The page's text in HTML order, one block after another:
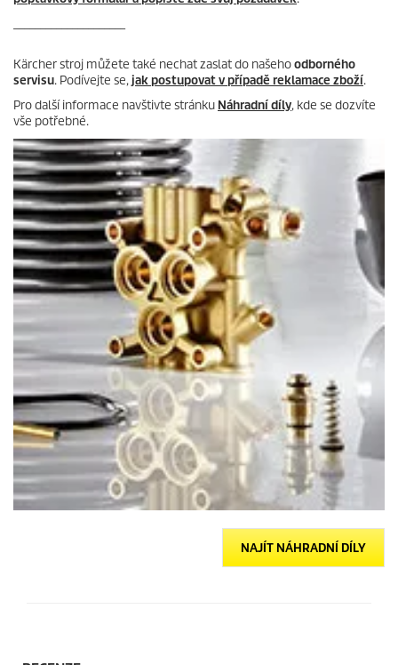
Kärcher stroj můžete také nechat zaslat do našehoodborného
servisu. Podívejte se,jak postupovat v případě reklamace zboží.
Pro další informace navštivte stránku Náhradní díly, kde se dozvíte
vše potřebné.
NAJÍT NÁHRADNÍ DÍLY